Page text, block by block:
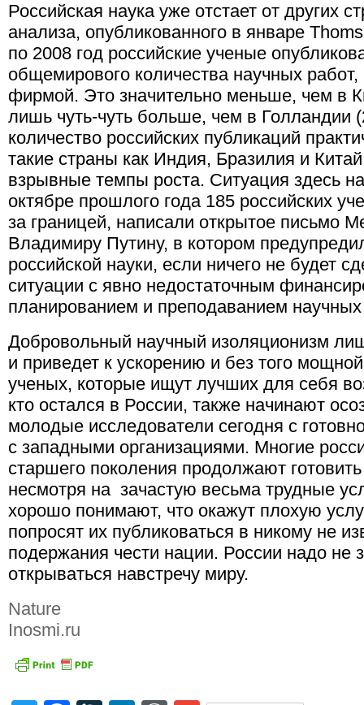
Российская наука уже отстает от других
анализа, опубликованного в январе
по 2008 год российские ученые
общемирового количества научных
фирмой. Это значительно меньше, чем в
лишь чуть-чуть больше, чем в Голландии
количество российских публикаций
такие страны как Индия, Бразилия и
взрывные темпы роста. Ситуация здесь
октябре прошлого года 185 российских
за границей, написали открытое письмо
Владимиру Путину, в котором
российской науки, если ничего не будет
ситуации с явно недостаточным
планированием и преподаванием
Добровольный научный изоляционизм
и приведет к ускорению и без того
ученых, которые ищут лучших для себя
кто остался в России, также начинают
молодые исследователи сегодня с
с западными организациями. Многие
старшего поколения продолжают
несмотря на зачастую весьма трудные
хорошо понимают, что окажут плохую
попросят их публиковаться в никому не
подержания чести нации. России надо не
открываться навстречу миру.
Nature
Inosmi.ru